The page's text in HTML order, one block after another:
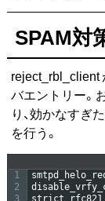
SPAM対
reject_rbl_client
バエントリー。
り、効かなすぎ
を行う。
1
2
3